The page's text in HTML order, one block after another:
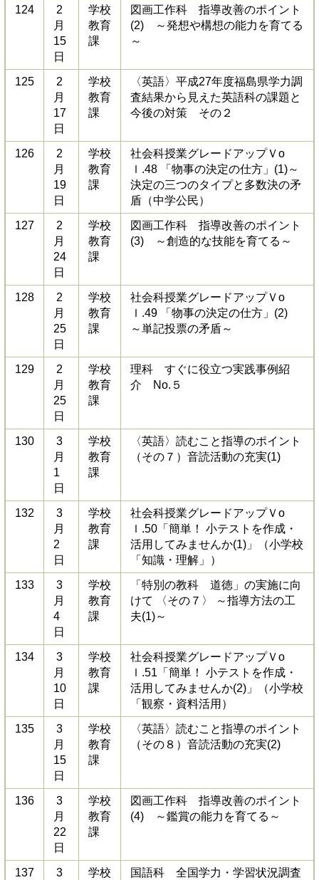
124
2
月
15
日
学校
教育
課
図画工作科 指導改善のポイント
(2) ～発想や構想の能力を育てる
～
125
2
月
17
日
学校
教育
課
〈英語〉平成27年度福島県学力調
査結果から見えた英語科の課題と
今後の対策 その２
126
2
月
19
日
学校
教育
課
社会科授業グレードアップＶo
ｌ.48 「物事の決定の仕方」(1)～
決定の三つのタイプと多数決の矛
盾（中学公民）
127
2
月
24
日
学校
教育
課
図画工作科 指導改善のポイント
(3) ～創造的な技能を育てる～
128
2
月
25
日
学校
教育
課
社会科授業グレードアップＶo
ｌ.49 「物事の決定の仕方」(2)
～単記投票の矛盾～
129
2
月
25
日
学校
教育
課
理科 すぐに役立つ実践事例紹
介 No.５
130
3
月
1
日
学校
教育
課
〈英語〉読むこと指導のポイント
（その７）音読活動の充実(1)
132
3
月
2
日
学校
教育
課
社会科授業グレードアップＶo
ｌ.50「簡単！ 小テストを作成・
活用してみませんか(1)」（小学校
「知識・理解」）
133
3
月
4
日
学校
教育
課
「特別の教科 道徳」の実施に向
けて 〈その７〉 ～指導方法の工
夫(1)～
134
3
月
10
日
学校
教育
課
社会科授業グレードアップＶo
ｌ.51「簡単！ 小テストを作成・
活用してみませんか(2)」（小学校
「観察・資料活用）
135
3
月
15
日
学校
教育
課
〈英語〉読むこと指導のポイント
（その８）音読活動の充実(2)
136
3
月
22
日
学校
教育
課
図画工作科 指導改善のポイント
(4) ～鑑賞の能力を育てる～
137
3
学校
国語科 全国学力・学習状況調査